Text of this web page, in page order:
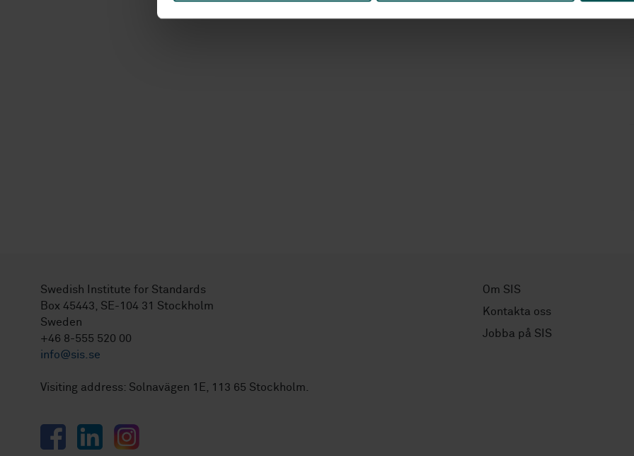
s
Swedish Institute for Standards
Box 45443, SE-104 31 Stockholm
Sweden
+46 8-555 520 00
info@sis.se
Visiting address: Solnavägen 1E, 113 65 Stockholm.
FacebookLinkedInInstagram
Om SIS
Kontakta oss
Jobba på SIS